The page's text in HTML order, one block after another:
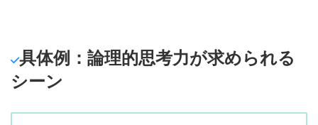
具体例：論理的思考力が求められる
シーン